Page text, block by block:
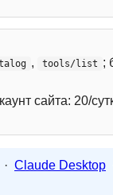
, tools/list ;
сайта: 20/
· Claude Desktop